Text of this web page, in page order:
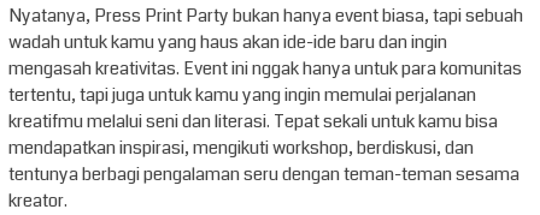
Nyatanya, Press Print Party bukan hanya event biasa, tapi sebuah
wadah untuk kamu yang haus akan ide-ide baru dan ingin
mengasah kreativitas. Event ini nggak hanya untuk para komunitas
tertentu, tapi juga untuk kamu yang ingin memulai perjalanan
kreatifmu melalui seni dan literasi. Tepat sekali untuk kamu bisa
mendapatkan inspirasi, mengikuti workshop, berdiskusi, dan
tentunya berbagi pengalaman seru dengan teman-teman sesama
kreator.